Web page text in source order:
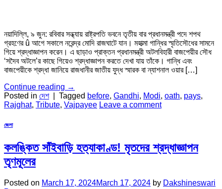
নয়াদিল্লি, ৯ জুন: রবিবার সন্ধ্যায় রাষ্ট্রপতি ভবনে তৃতীয় বার প্রধানমন্ত্রী পদে শপথ
গ্রহণের û আগে সকালে নরেন্দ্র মোদি রাজঘাটে যান। মহাত্মা গান্ধির স্মৃতিসৌধের সামনে
গিয়ে শ্রদ্ধাজ্ঞাপন করেন। এ ছাড়াও প্রাক্তন প্রধানমন্ত্রী অটলবিহারী বাজপেয়ীর সৌধ
‘সদৈব অটলে’র কাছে গিয়েও শ্রদ্ধাজ্ঞাপন করতে দেখা যায় তাঁকে। গান্ধি এবং
বাজপেয়ীকে শ্রদ্ধা জানিয়ে রাজধানীর জাতীয় যুদ্ধ স্মারক বা ন্যাশনাল ওয়ার […]
Continue reading →
Posted in দেশ Tagged before, Gandhi, Modi, oath, pays,
Rajghat, Tribute, Vajpayee Leave a comment
জেলা
কলঙ্কিত সাঁইবাড়ি হত্যাকাণ্ড! মৃতদের শ্রদ্ধাজ্ঞাপন
তৃণমূলের
Posted on March 17, 2024March 17, 2024 by Dakshineswari